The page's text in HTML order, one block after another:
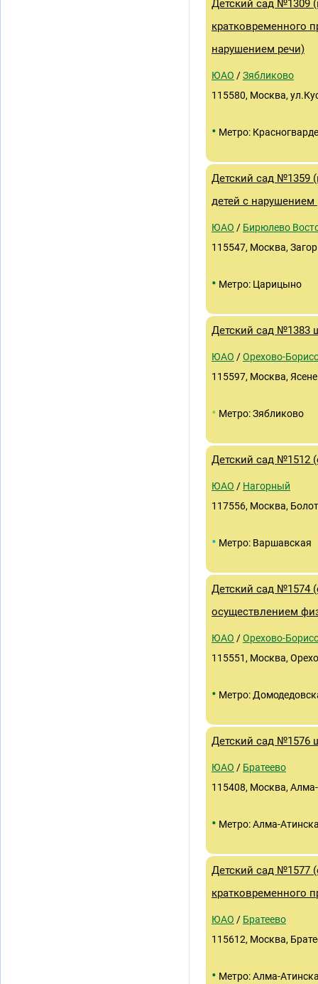
Детский сад №1309
кратковременного
нарушением речи)
ЮАО /Зябликово
115580, Москва,
• Метро:
Детский сад №1359
детей с
ЮАО / Бирюлево
115547, Москва,
• Метро: Царицыно
Детский сад №1383
ЮАО /Орехово-
115597, Москва,
• Метро: Зябликово
Детский сад №1512
ЮАО / Нагорный
117556, Москва,
• Метро: Варшавская
Детский сад №1574
осуществлением
ЮАО /Орехово-
115551, Москва,
• Метро:
Детский сад №1576
ЮАО / Братеево
115408, Москва,
• Метро: Алма-
Детский сад №1577
кратковременного
ЮАО / Братеево
115612, Москва,
• Метро: Алма-